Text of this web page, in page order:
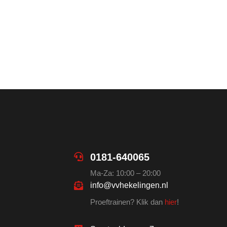
0181-640065
Ma-Za: 10:00 – 20:00
info@vvhekelingen.nl
Proeftrainen? Klik dan hier!